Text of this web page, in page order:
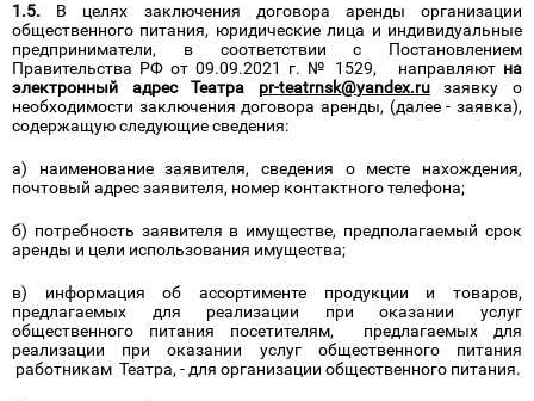
1.5. В целях заключения договора аренды организации
общественного питания, юридические лица и индивидуальные
предприниматели, в соответствии с Постановлением
Правительства РФ от 09.09.2021 г. № 1529, направляют на
электронный адрес Театра pr-teatrnsk@yandex.ruзаявку о
необходимости заключения договора аренды, (далее - заявка),
содержащую следующие сведения:
а) наименование заявителя, сведения о месте нахождения,
почтовый адрес заявителя, номер контактного телефона;
б) потребность заявителя в имуществе, предполагаемый срок
аренды и цели использования имущества;
в) информация об ассортименте продукции и товаров,
предлагаемых для реализации при оказании услуг
общественного питания посетителям, предлагаемых для
реализации при оказании услуг общественного питания
работникам Театра, - для организации общественного питания.